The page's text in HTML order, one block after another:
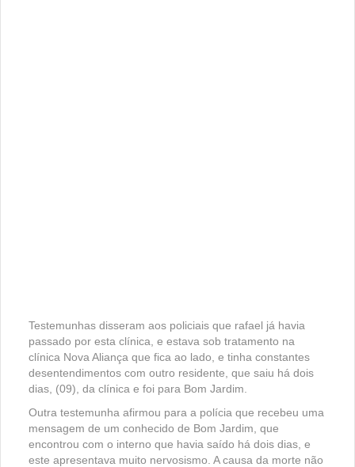
Testemunhas disseram aos policiais que rafael já havia
passado por esta clínica, e estava sob tratamento na
clínica Nova Aliança que fica ao lado, e tinha constantes
desentendimentos com outro residente, que saiu há dois
dias, (09), da clínica e foi para Bom Jardim.
Outra testemunha afirmou para a polícia que recebeu uma
mensagem de um conhecido de Bom Jardim, que
encontrou com o interno que havia saído há dois dias, e
este apresentava muito nervosismo. A causa da morte não